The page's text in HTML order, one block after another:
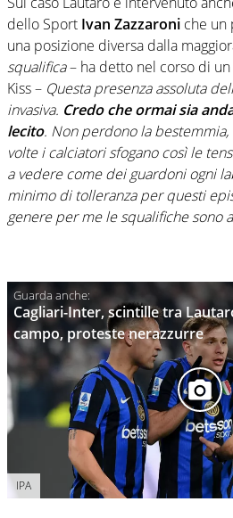
dello Sport Ivan Zazzaroni che un
una posizione diversa dalla
squalifica– ha detto nel corso di un
Kiss – Questa presenza assoluta
invasiva. Credo che ormai sia
lecito. Non perdono la
volte i calciatori sfogano così le
a vedere come dei guardoni ogni
minimo di tolleranza per questi
genere per me le squalifiche sono
Cagliari-Inter, scintille tra
campo, proteste nerazzurre
IPA